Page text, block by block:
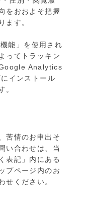
をおおよそ把握
ます。
能」を使用され
ってトラッキン
Analytics
インストール
。
苦情のお申出そ
い合わせは、当
表記」内にある
プページ内のお
せください。